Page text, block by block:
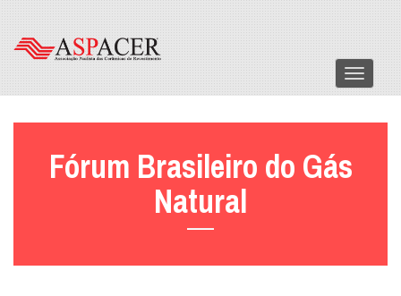
Menu
Fórum Brasileiro do Gás
Natural